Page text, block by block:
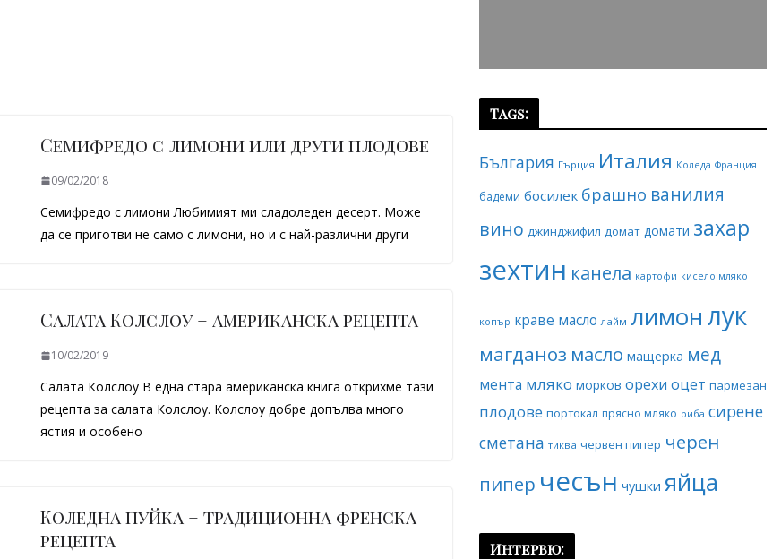
Семифредо с лимони или други плодове
09/02/2018
Семифредо с лимони Любимият ми сладоледен десерт. Може
да се приготви не само с лимони, но и с най-различни други
Салата Колслоу – американска рецепта
10/02/2019
Салата Колслоу В една стара американска книга открихме тази
рецепта за салата Колслоу. Колслоу добре допълва много
ястия и особено
Коледна пуйка – традиционна френска
рецепта
Tags:
България Гърция Италия Коледа Франция
бадеми босилек брашно ванилия
вино джинджифил домат домати захар
зехтин канела картофи кисело мляко
копър краве масло лайм лимонлук
магданоз масло мащерка мед
мента мляко морков орехи оцет пармезан
плодове портокал прясно мляко риба сирене
сметана тиква червен пипер черен
пипер чесън чушки яйца
Интервю: